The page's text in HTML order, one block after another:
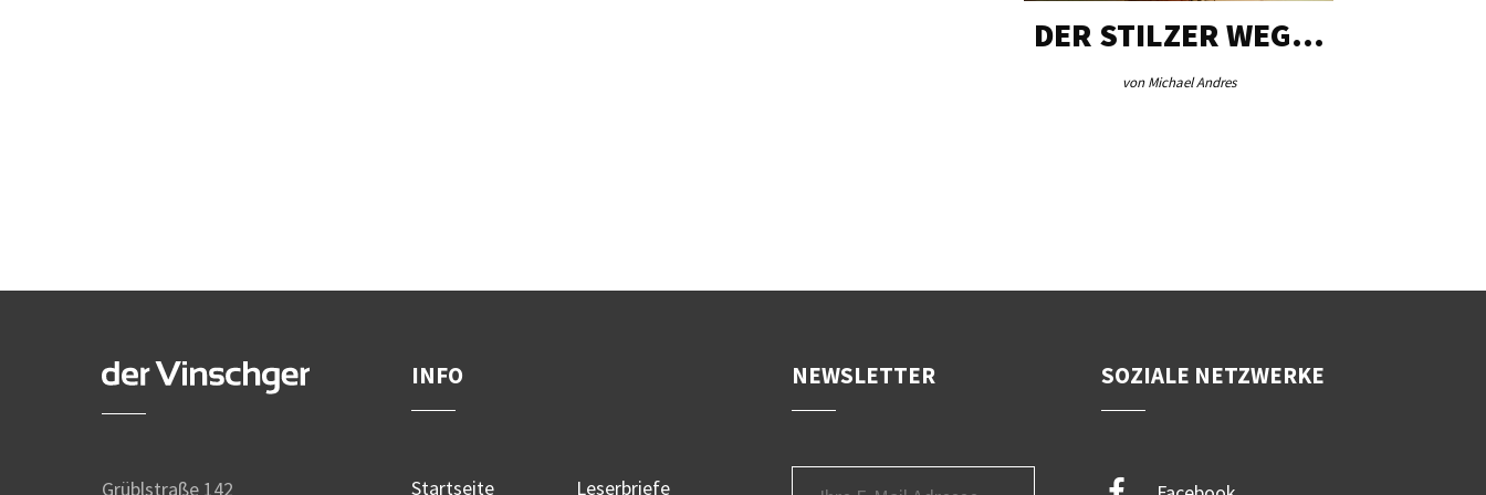
DER STILZER WEG…
von Michael Andres
Grüblstraße 142
INFO
Startseite Leserbriefe
NEWSLETTER SOZIALE NETZWERKE